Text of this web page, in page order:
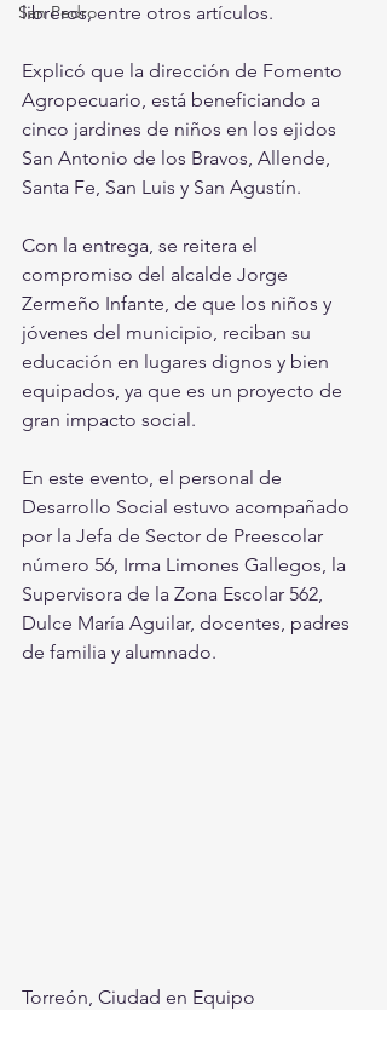
San Pedro
libreros, entre otros artículos.
Explicó que la dirección de Fomento
Agropecuario, está beneficiando a
cinco jardines de niños en los ejidos
San Antonio de los Bravos, Allende,
Santa Fe, San Luis y San Agustín.
Con la entrega, se reitera el
compromiso del alcalde Jorge
Zermeño Infante, de que los niños y
jóvenes del municipio, reciban su
educación en lugares dignos y bien
equipados, ya que es un proyecto de
gran impacto social.
En este evento, el personal de
Desarrollo Social estuvo acompañado
por la Jefa de Sector de Preescolar
número 56, Irma Limones Gallegos, la
Supervisora de la Zona Escolar 562,
Dulce María Aguilar, docentes, padres
de familia y alumnado.
Torreón, Ciudad en Equipo